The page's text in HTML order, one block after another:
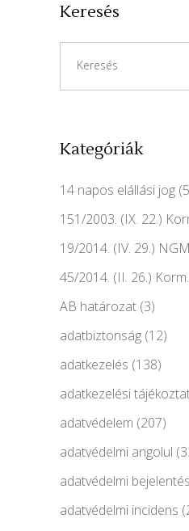
Keresés
for:
Kategóriák
14 napos elállási jog
151/2003. (IX. 22.)
19/2014. (IV. 29.)
45/2014. (II. 26.)
AB határozat (3)
adatbiztonság (12)
adatkezelés (138)
adatkezelési
adatvédelem (207)
adatvédelmi angolul
adatvédelmi bejelentés
adatvédelmi incidens